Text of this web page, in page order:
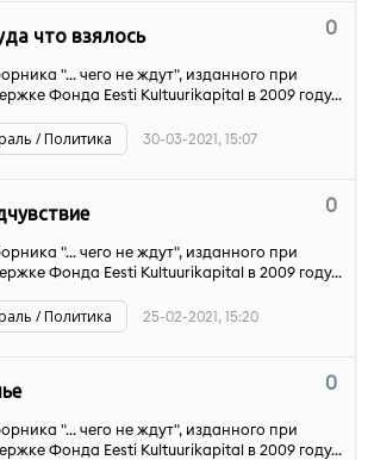
0
что взялось
"... чего не ждут", изданного при
Фонда Eesti Kultuurikapital в 2009 году...
/ Политика 30-03-2021, 15:07
0
"... чего не ждут", изданного при
Фонда Eesti Kultuurikapital в 2009 году...
/ Политика 25-02-2021, 15:20
0
"... чего не ждут", изданного при
Фонда Eesti Kultuurikapital в 2009 году...